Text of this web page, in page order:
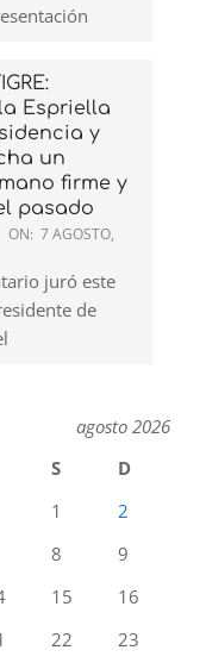
Espriella
y
un
firme y
pasado
ON: 7 AGOSTO,
juró este
de
agosto 2026
S
D
1
2
8
9
15
16
22
23